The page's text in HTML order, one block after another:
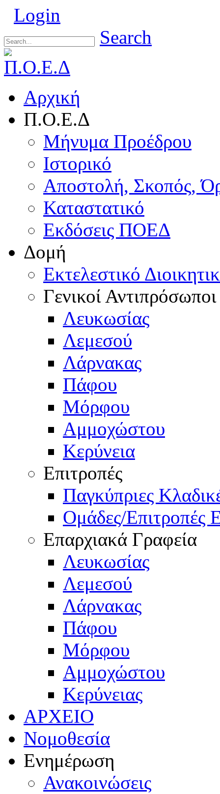
Login
Search
Αρχική
Π.Ο.Ε.Δ
Μήνυμα Προέδρου
Ιστορικό
Αποστολή, Σκοπός,
Καταστατικό
Εκδόσεις ΠΟΕΔ
Δομή
Εκτελεστικό
Γενικοί Αντιπρόσωποι
Λευκωσίας
Λεμεσού
Λάρνακας
Πάφου
Μόρφου
Αμμοχώστου
Κερύνεια
Επιτροπές
Παγκύπριες
Ομάδες/Επιτροπές
Επαρχιακά Γραφεία
Λευκωσίας
Λεμεσού
Λάρνακας
Πάφου
Μόρφου
Αμμοχώστου
Κερύνειας
ΑΡΧΕΙΟ
Νομοθεσία
Ενημέρωση
Ανακοινώσεις